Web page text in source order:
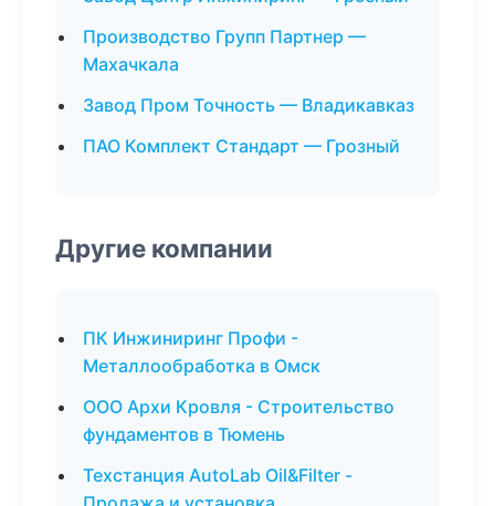
Производство Групп Партнер —
Махачкала
Завод Пром Точность — Владикавказ
ПАО Комплект Стандарт — Грозный
Другие компании
ПК Инжиниринг Профи -
Металлообработка в Омск
ООО Архи Кровля - Строительство
фундаментов в Тюмень
Техстанция AutoLab Oil&Filter -